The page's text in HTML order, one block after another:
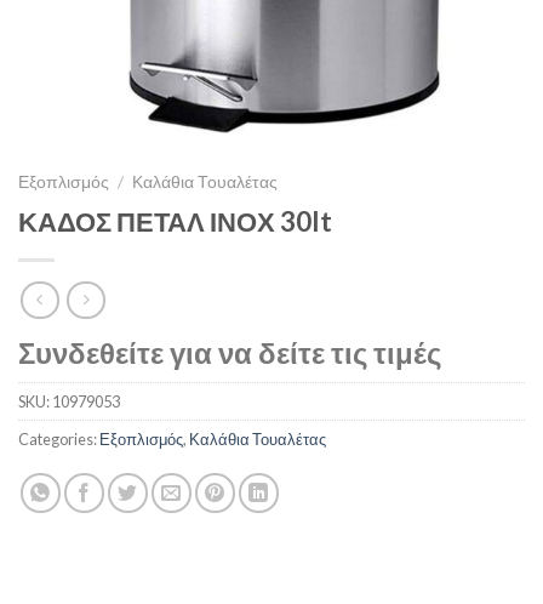
Εξοπλισμός / Καλάθια Τουαλέτας
ΚΑΔΟΣ ΠΕΤΑΛ ΙΝΟΧ 30lt
Συνδεθείτε για να δείτε τις τιμές
SKU:10979053
Categories:Εξοπλισμός, Καλάθια Τουαλέτας